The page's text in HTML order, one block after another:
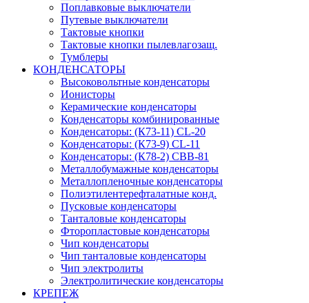
Поплавковые выключатели
Путевые выключатели
Тактовые кнопки
Тактовые кнопки пылевлагозащ.
Тумблеры
КОНДЕНСАТОРЫ
Высоковольтные конденсаторы
Ионисторы
Керамические конденсаторы
Конденсаторы комбинированные
Конденсаторы: (К73-11) CL-20
Конденсаторы: (К73-9) CL-11
Конденсаторы: (К78-2) CBB-81
Металлобумажные конденсаторы
Металлопленочные конденсаторы
Полиэтилентерефталатные конд.
Пусковые конденсаторы
Танталовые конденсаторы
Фторопластовые конденсаторы
Чип конденсаторы
Чип танталовые конденсаторы
Чип электролиты
Электролитические конденсаторы
КРЕПЕЖ